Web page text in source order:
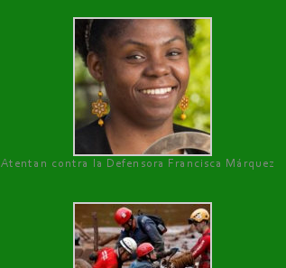
Atentan contra la Defensora Francisca Márquez